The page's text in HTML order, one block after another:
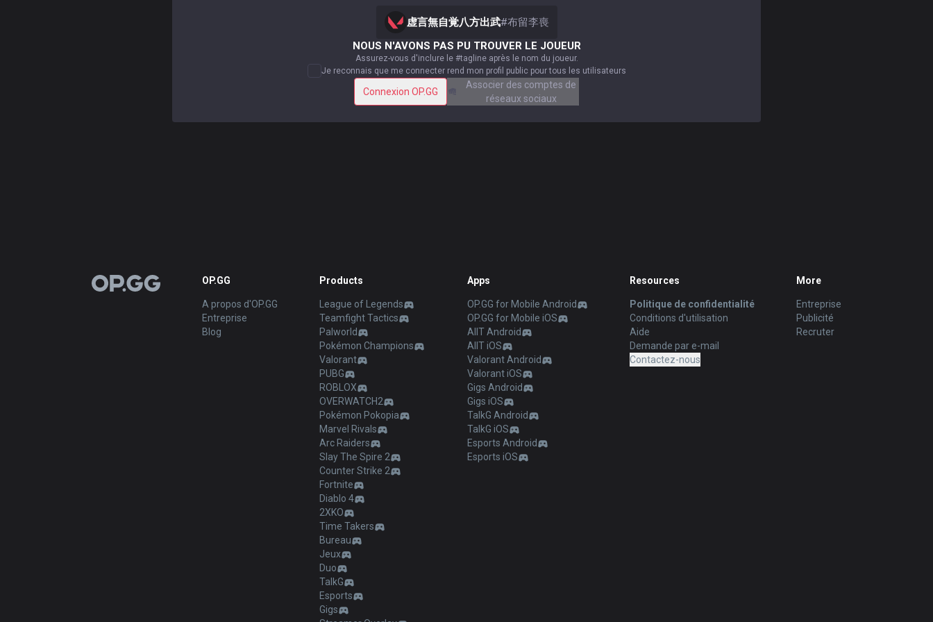
虚言無自覚八方出武#布留李喪
NOUS N'AVONS PAS PU TROUVER LE JOUEUR
Assurez-vous d'inclure le #tagline après le nom du joueur.
Je reconnais que me connecter rend mon profil public pour tous les utilisateurs
Connexion OP.GG
Associer des comptes de
réseaux sociaux
OP.GG OP.GG
A propos d'OP.GG
Entreprise
Blog
Products
League of Legends
Teamfight Tactics
Palworld
Pokémon Champions
Valorant
PUBG
ROBLOX
OVERWATCH2
Pokémon Pokopia
Marvel Rivals
Arc Raiders
Slay The Spire 2
Counter Strike 2
Fortnite
Diablo 4
2XKO
Time Takers
Bureau
Jeux
Duo
TalkG
Esports
Gigs
Apps
OP.GG for Mobile Android
OP.GG for Mobile iOS
AllT Android
AllT iOS
Valorant Android
Valorant iOS
Gigs Android
Gigs iOS
TalkG Android
TalkG iOS
Esports Android
Esports iOS
Resources
Politique de confidentialité
Conditions d'utilisation
Aide
Demande par e-mail
Contactez-nous
More
Entreprise
Publicité
Recruter